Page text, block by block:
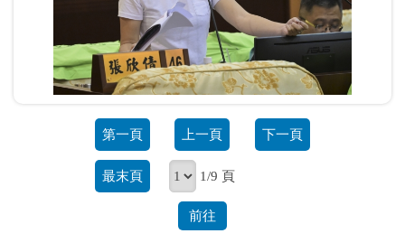
第一頁 上一頁 下一頁
最末頁 1/9 頁
前往